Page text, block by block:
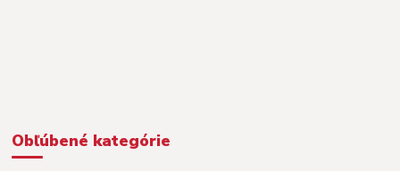
Obľúbené kategórie